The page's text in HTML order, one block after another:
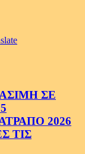
ΣΕ
2026
ΤΙΣ